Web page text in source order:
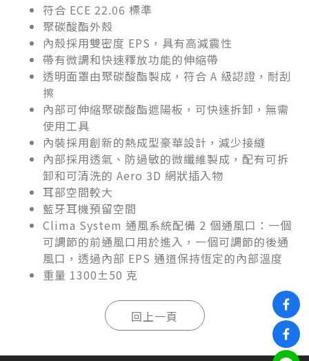
符合 ECE 22.06 標準
聚碳酸酯外殼
內殼採用雙密度 EPS，具有高減震性
帶有微調和快速釋放功能的伸縮帶
透明面罩由聚碳酸酯製成，符合 A 級認證，耐刮
擦
內部可伸縮聚碳酸酯遮陽板，可快速拆卸，無需
使用工具
內裝採用創新的熱成型豪華設計，減少接縫
內部採用透氣、防過敏的微纖維製成，配有可拆
卸和可清洗的 Aero 3D 網狀插入物
耳部空間較大
藍牙耳機預留空間
Clima System 通風系統配備 2 個通風口：一個
可調節的前通風口用於進入，一個可調節的後通
風口，透過內部 EPS 通道保持恆定的內部溫度
重量 1300±50 克